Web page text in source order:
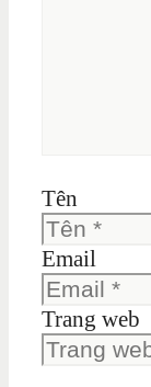
Tên
Email
Trang web